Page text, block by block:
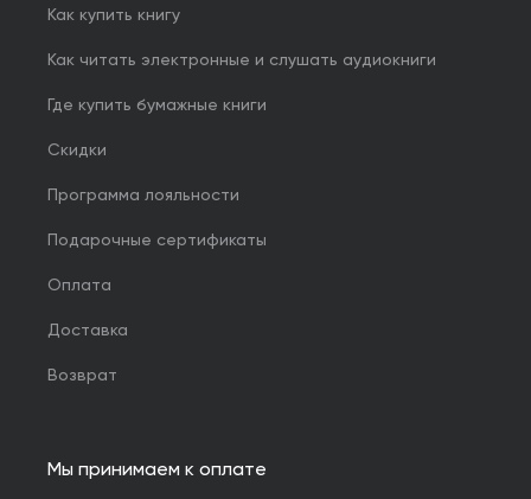
Как купить книгу
Как читать электронные и слушать аудиокниги
Где купить бумажные книги
Скидки
Программа лояльности
Подарочные сертификаты
Оплата
Доставка
Возврат
Мы принимаем к оплате